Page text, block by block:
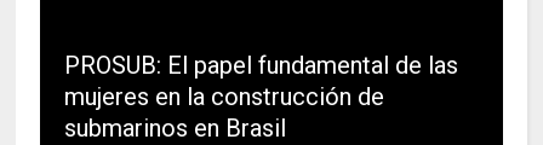
PROSUB: El papel fundamental de las
mujeres en la construcción de
submarinos en Brasil